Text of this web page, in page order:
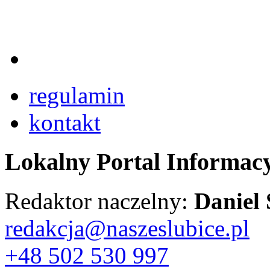
regulamin
kontakt
Lokalny Portal
Redaktor naczelny: Daniel
redakcja@naszeslubice.pl
+48 502 530 997